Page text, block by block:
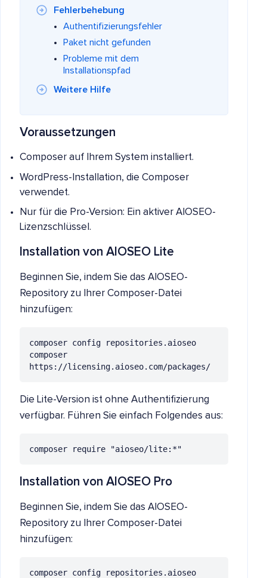
Fehlerbehebung
Authentifizierungsfehler
Paket nicht gefunden
Probleme mit dem
Installationspfad
Weitere Hilfe
Voraussetzungen
Composer auf Ihrem System installiert.
WordPress-Installation, die Composer
verwendet.
Nur für die Pro-Version: Ein aktiver AIOSEO-
Lizenzschlüssel.
Installation von AIOSEO Lite
Beginnen Sie, indem Sie das AIOSEO-
Repository zu Ihrer Composer-Datei
hinzufügen:
composer config repositories.aioseo
composer
https://licensing.aioseo.com/packages/
Die Lite-Version ist ohne Authentifizierung
verfügbar. Führen Sie einfach Folgendes aus:
composer require "aioseo/lite:*"
Installation von AIOSEO Pro
Beginnen Sie, indem Sie das AIOSEO-
Repository zu Ihrer Composer-Datei
hinzufügen:
composer config repositories.aioseo